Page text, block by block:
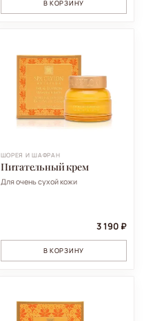
В КОРЗИНУ
ШОРЕЯ И ШАФРАН
Питательный крем
Для очень сухой кожи
3 190 ₽
В КОРЗИНУ